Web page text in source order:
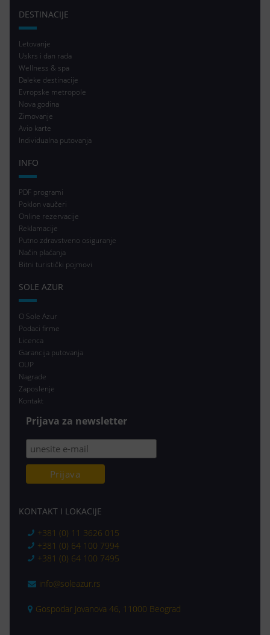
DESTINACIJE
Letovanje
Uskrs i dan rada
Wellness & spa
Daleke destinacije
Evropske metropole
Nova godina
Zimovanje
Avio karte
Individualna putovanja
INFO
PDF programi
Poklon vaučeri
Online rezervacije
Reklamacije
Putno zdravstveno osiguranje
Način plaćanja
Bitni turistički pojmovi
SOLE AZUR
O Sole Azur
Podaci firme
Licenca
Garancija putovanja
OUP
Nagrade
Zaposlenje
Kontakt
Prijava za newsletter
KONTAKT I LOKACIJE
+381 (0) 11 3626 015
+381 (0) 64 100 7994
+381 (0) 64 100 7495
info@soleazur.rs
Gospodar Jovanova 46, 11000 Beograd